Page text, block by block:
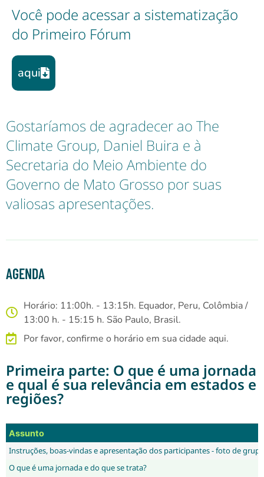
Você pode acessar a sistematização
do Primeiro Fórum
aqui
Gostaríamos de agradecer ao The
Climate Group, Daniel Buira e à
Secretaria do Meio Ambiente do
Governo de Mato Grosso por suas
valiosas apresentações.
AGENDA
Horário: 11:00h. - 13:15h. Equador, Peru, Colômbia /
13:00 h. - 15:15 h. São Paulo, Brasil.
Por favor, confirme o horário em sua cidade aqui.
Primeira parte: O que é uma jornada
e qual é sua relevância em estados e
regiões?
Assunto
Instruções, boas-vindas e apresentação dos participantes - foto de grupo
O que é uma jornada e do que se trata?